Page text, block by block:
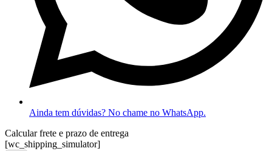
Ainda tem dúvidas? No chame no WhatsApp.
Calcular frete e prazo de entrega
[wc_shipping_simulator]